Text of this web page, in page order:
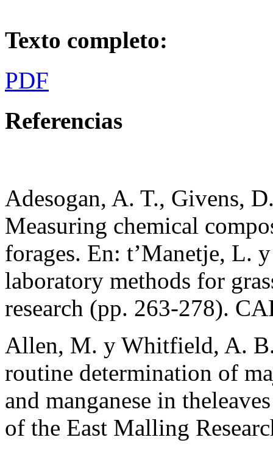
Texto completo:
PDF
Referencias
Adesogan, A. T., Givens,
Measuring chemical
forages. En: t’Manetje, L.
laboratory methods for
research (pp. 263-278).
Allen, M. y Whitfield, A.
routine determination of
and manganese in
of the East Malling